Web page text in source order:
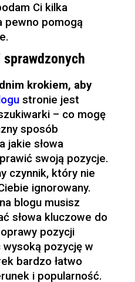
Ci kilka
pewno pomogą
krokiem, aby
stronie jest
– co mogę
sposób
jakie słowa
swoją pozycje.
czynnik, który nie
ignorowany.
blogu musisz
słowa kluczowe do
pozycji
pozycję w
bardzo łatwo
i popularność.